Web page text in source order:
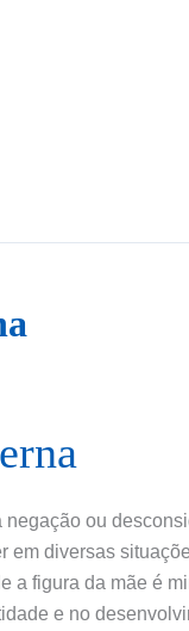
ou
diversas
a figura da mãe é
e no